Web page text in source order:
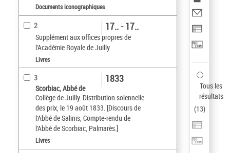
Documents iconographiques
2
Supplément aux offices propres de
l'Académie Royale de Juilly
17.. - 17..
Livres
3
Scorbiac, Abbé de
Collège de Juilly. Distribution solennelle
des prix, le 19 août 1833. [Discours de
l'Abbé de Salinis, Compte-rendu de
l'Abbé de Scorbiac, Palmarès.]
1833
Livres
Tous les
résultats
(13)